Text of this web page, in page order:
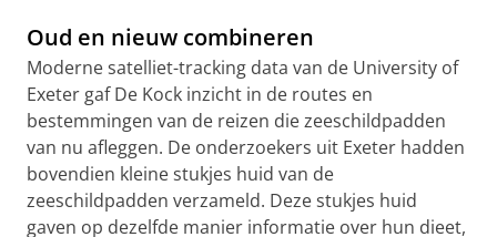
Oud en nieuw combineren
Moderne satelliet-tracking data van de University of
Exeter gaf De Kock inzicht in de routes en
bestemmingen van de reizen die zeeschildpadden
van nu afleggen. De onderzoekers uit Exeter hadden
bovendien kleine stukjes huid van de
zeeschildpadden verzameld. Deze stukjes huid
gaven op dezelfde manier informatie over hun dieet,